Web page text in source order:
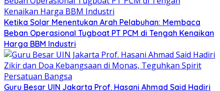
Ketika Solar Menentukan Arah Pelabuhan: Membaca
Beban Operasional Tugboat PT PCM di Tengah Kenaikan
Harga BBM Industri
Guru Besar UIN Jakarta Prof. Hasani Ahmad Said Hadiri